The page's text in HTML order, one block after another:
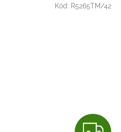
Kód: R5265TM/42